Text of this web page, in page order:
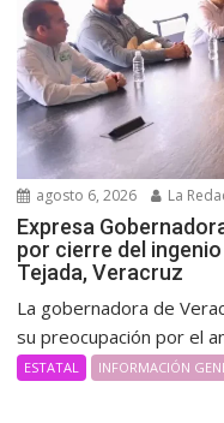
agosto 6, 2026 La
Expresa
por cierre del
Tejada, Veracruz
La gobernadora de
su preocupación por el
ESTATAL INFORMACIÓN